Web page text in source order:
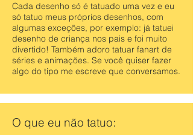
Cada desenho só é tatuado uma vez e eu
só tatuo meus próprios desenhos, com
algumas exceções, por exemplo: já tatuei
desenho de criança nos pais e foi muito
divertido! Também adoro tatuar fanart de
séries e animações. Se você quiser fazer
algo do tipo me escreve que conversamos.
O que eu não tatuo: